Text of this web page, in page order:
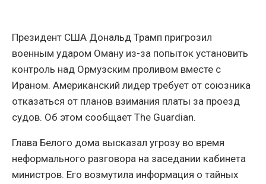
Президент США Дональд Трамп пригрозил
военным ударом Оману из-за попыток установить
контроль над Ормузским проливом вместе с
Ираном. Американский лидер требует от союзника
отказаться от планов взимания платы за проезд
судов. Об этом сообщает The Guardian.
Глава Белого дома высказал угрозу во время
неформального разговора на заседании кабинета
министров. Его возмутила информация о тайных